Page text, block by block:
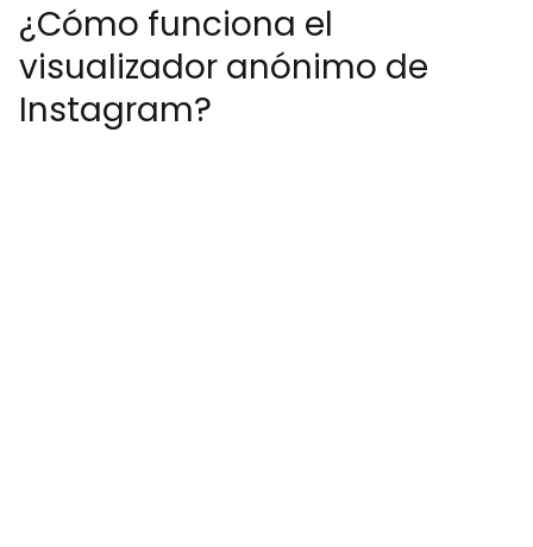
¿Cómo funciona el
visualizador anónimo de
Instagram?